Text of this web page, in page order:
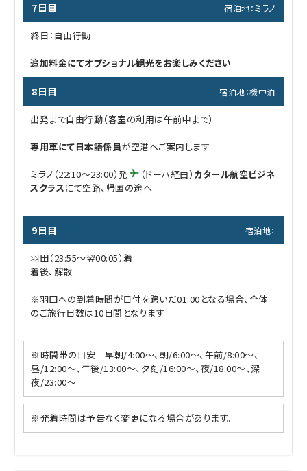
7日目 宿泊地：ミラノ
終日：自由行動
追加料金にてオプショナル観光をお楽しみください
8日目 宿泊地：機中泊
出発まで自由行動（客室の利用は午前中まで）
専用車にて日本語係員が空港へご案内します
ミラノ（22:10～23:00）発 （ドーハ経由） カタール航空ビジネ
スクラスにて空路、帰国の途へ
9日目 宿泊地：
羽田（23:55～翌00:05）着
着後、解散
※羽田への到着時間が日付を跨いだ01:00となる場合、全体
のご旅行日数は10日間となります
※時間帯の目安 早朝/4:00～、朝/6:00～、午前/8:00～、
昼/12:00～、午後/13:00～、夕刻/16:00～、夜/18:00～、深
夜/23:00～
※発着時間は予告なく変更になる場合があります。